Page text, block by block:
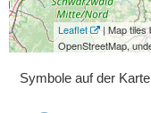
Leaflet
| Map tiles
OpenStreetMap,
Symbole auf der Karte